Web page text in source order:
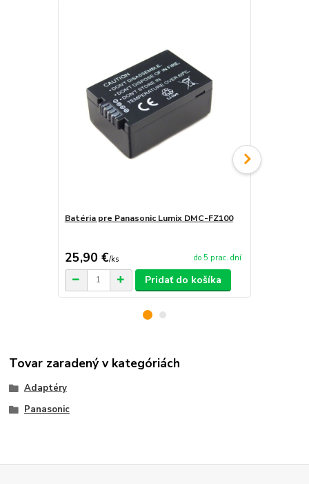
Batéria pre Panasonic Lumix DMC-FZ100
25,90 €/ks do 5 prac. dní
Pridať do košíka
Tovar zaradený v kategóriách
Adaptéry
Panasonic